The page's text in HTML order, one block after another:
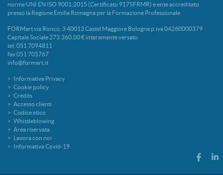
norme UNI EN ISO 9001:2015 (Certificato 9175FRMR) e ente accreditato
presso la Regione Emilia Romagna per la Formazione Professionale
FORMart via Ronco, 3 40013 Castel Maggiore Bologna p.iva 04260000379
Capitale Sociale 273.360,00 € interamente versato
tel. 051 7094811
fax 051 705767
info@formart.it
Informativa Privacy
Cookie policy
Credits
Accesso clienti
Codice etico
Whistleblowing
Area riservata
Lavora con noi
Informativa Covid-19